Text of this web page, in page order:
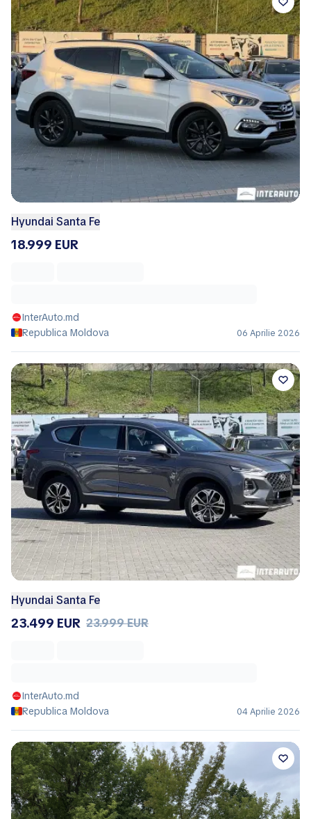
Hyundai Santa Fe
18.999 EUR
InterAuto.md
Republica Moldova
06 Aprilie 2026
Hyundai Santa Fe
23.499 EUR 23.999 EUR
InterAuto.md
Republica Moldova
04 Aprilie 2026